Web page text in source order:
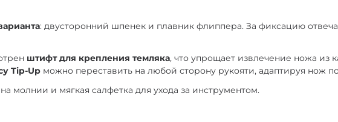
: двусторонний шпенек и плавник флиппера. За фиксацию
штифт для крепления темляка, что упрощает извлечение ножа из
Tip-Up можно переставить на любой сторону рукояти, адаптируя нож
молнии и мягкая салфетка для ухода за инструментом.